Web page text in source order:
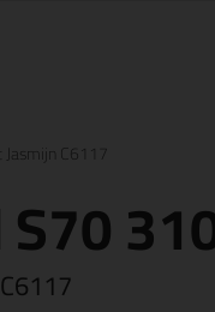
Jasmijn C6117